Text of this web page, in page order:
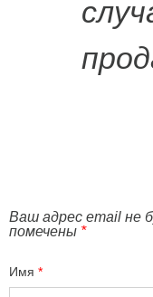
Ваш адрес email не
помечены *
Имя *